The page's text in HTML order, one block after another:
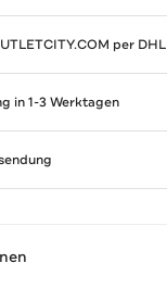
per DHL
in 1-3 Werktagen